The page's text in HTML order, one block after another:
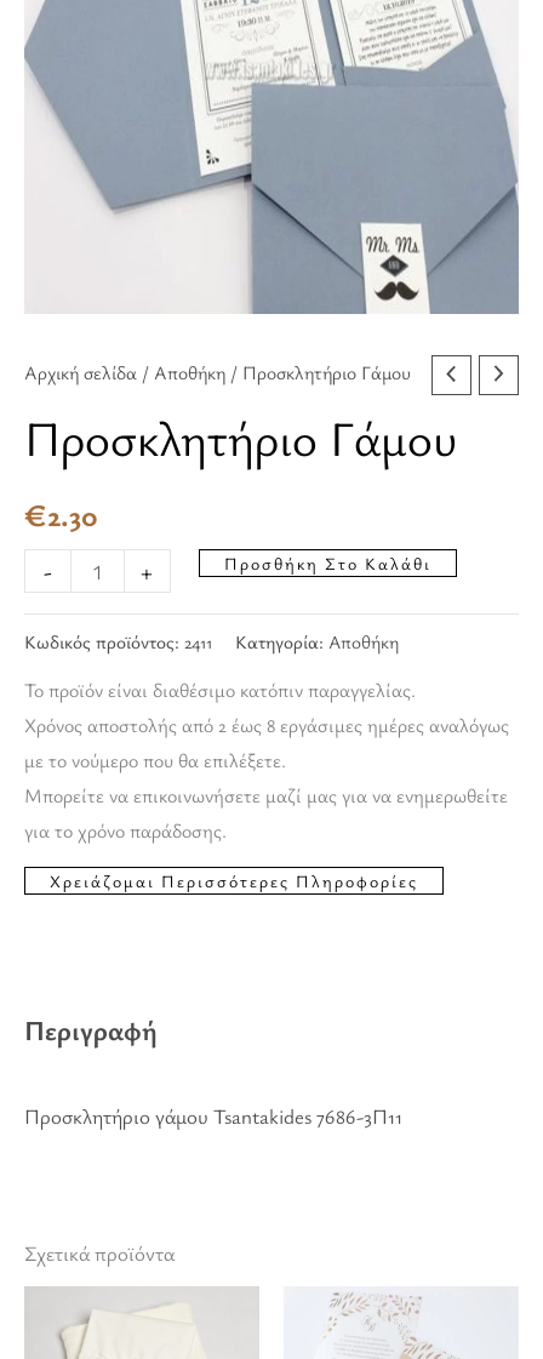
Αρχική σελίδα / Αποθήκη / Προσκλητήριο Γάμου
Προσκλητήριο Γάμου
€2.30
- + Προσθήκη Στο Καλάθι
Κωδικός προϊόντος: 2411 Κατηγορία: Αποθήκη
Το προϊόν είναι διαθέσιμο κατόπιν παραγγελίας.
Χρόνος αποστολής από 2 έως 8 εργάσιμες ημέρες αναλόγως
με το νούμερο που θα επιλέξετε.
Μπορείτε να επικοινωνήσετε μαζί μας για να ενημερωθείτε
για το χρόνο παράδοσης.
Περιγραφή
Προσκλητήριο γάμου Tsantakides 7686-3Π11
Σχετικά προϊόντα